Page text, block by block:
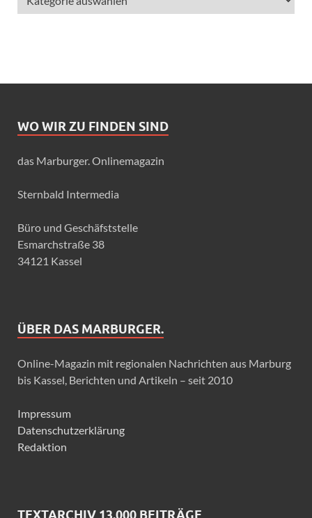
WO WIR ZU FINDEN SIND
das Marburger. Onlinemagazin
Sternbald Intermedia
Büro und Geschäfststelle
Esmarchstraße 38
34121 Kassel
ÜBER DAS MARBURGER.
Online-Magazin mit regionalen Nachrichten aus Marburg
bis Kassel, Berichten und Artikeln – seit 2010
Impressum
Datenschutzerklärung
Redaktion
TEXTARCHIV 13.000 BEITRÄGE